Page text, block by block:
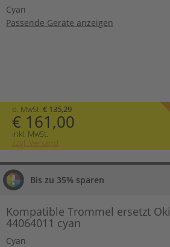
Cyan
Passende Geräte anzeigen
o. MwSt. € 135,29
€ 161,00
inkl. MwSt.
zzgl. Versand
Bis zu 35% sparen
Kompatible Trommel ersetzt Oki
44064011 cyan
Cyan